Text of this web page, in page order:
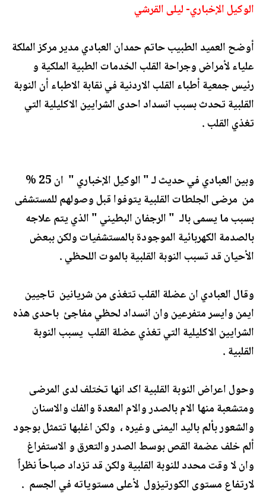
الوكيل الإخباري- ليلى القرشي
أوضح العميد الطبيب حاتم حمدان العبادي مدير مركز الملكة
علياء لأمراض وجراحة القلب الخدمات الطبية الملكية و
رئيس جمعية أطباء القلب الاردنية في نقابة الاطباء أن النوبة
القلبية تحدث بسبب انسداد احدى الشرايين الاكليلية التي
تغذي القلب .
وبين العبادي في حديث لـ " الوكيل الإخباري " ان 25 %
من مرضى الجلطات القلبية يتوفوا قبل وصولهم للمستشفى
بسبب ما يسمى بالـ " الرجفان البطيني " الذي يتم علاجه
بالصدمة الكهربائية الموجودة بالمستشفيات ولكن ببعض
الأحيان قد تسبب النوبة القلبية بالموت اللحظي .
وقال العبادي ان عضلة القلب تتغذى من شريانين تاجيين
ايمن وايسر متفرعين وان انسداد لحظي مفاجئ باحدى هذه
الشرايين الاكليلية التي تغذي عضلة القلب يسبب النوبة
القلبية .
وحول اعراض النوبة القلبية اكد انها تختلف لدى المرضى
ومتشعبة منها الام بالصدر والام المعدة والفك والاسنان
والشعور بألم باليد اليمنى وغيره ، ولكن اغلبها تتمثل بوجود
ألم خلف عضمة القص بوسط الصدر والتعرق و الاستفراغ
وان لا وقت محدد للنوبة القلبية ولكن قد تزداد صباحاً نظراً
لارتفاع مستوى الكورتيزول لأعلى مستوياته في الجسم .